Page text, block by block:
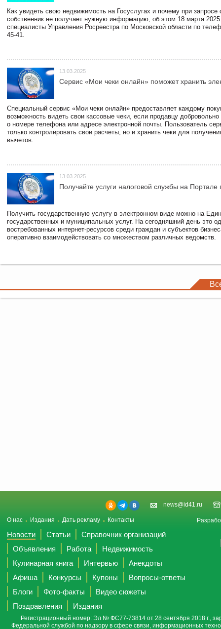
Как увидеть свою недвижимость на Госуслугах и почему при запросе
собственник не получает нужную информацию, об этом 18 марта 2025
специалисты Управления Росреестра по Московской области по
45-41.
13.03.2025
Сервис «Мои чеки онлайн» поможет хранить
Специальный сервис «Мои чеки онлайн» предоставляет каждому
возможность видеть свои кассовые чеки, если продавцу
о номере телефона или адресе электронной почты. Пользователь
только контролировать свои расчеты, но и хранить чеки для
вычетов.
13.03.2025
Получайте услуги налоговой службы на Портале
Получить государственную услугу в электронном виде можно на
государственных и муниципальных услуг. На сегодняшний день это
востребованных интернет-ресурсов среди граждан и субъектов
оперативно взаимодействовать со множеством различных ведомств.
news@id41.ru
О нас Издания Дать рекламу Контакты
Новости Статьи
Справочник организаций
Объявления
Работа
Недвижимость
Кулинарная книга
Интервью
Анекдоты
Афиша
Конкурсы Купоны
Вопросы-ответы
Блоги
Фото-факты
Видео сюжеты
Поздравления
Издания
Регистрационный номер: Эл № ФС77-73814 от 28 сентября 2018 г.,
Федеральной службой по надзору в сфере связи, информационных